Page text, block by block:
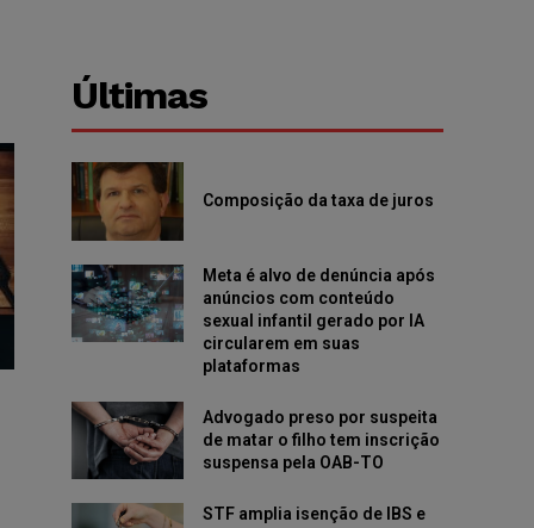
Últimas
Composição da taxa de juros
Meta é alvo de denúncia após
anúncios com conteúdo
sexual infantil gerado por IA
circularem em suas
plataformas
Advogado preso por suspeita
de matar o filho tem inscrição
suspensa pela OAB-TO
STF amplia isenção de IBS e